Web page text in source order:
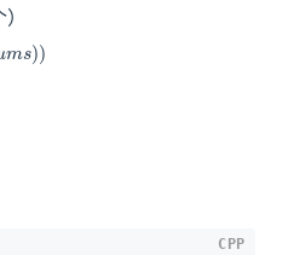
m
CPP